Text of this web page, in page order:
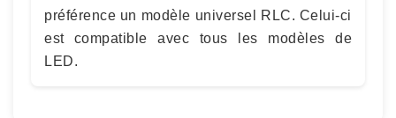
préférence un modèle universel RLC. Celui-ci
est compatible avec tous les modèles de
LED.